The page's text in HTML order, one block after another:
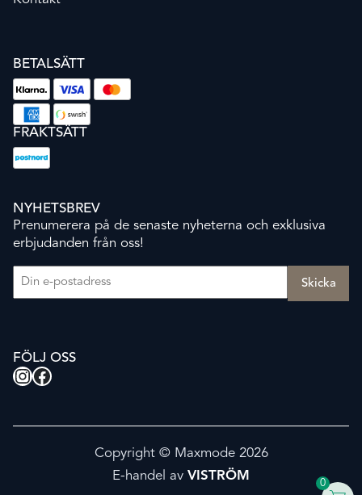
BETALSÄTT
FRAKTSÄTT
NYHETSBREV
Prenumerera på de senaste nyheterna och exklusiva
erbjudanden från oss!
FÖLJ OSS
Instagram
Facebook
Copyright © Maxmode 2026
E-handel av VISTRÖM
0